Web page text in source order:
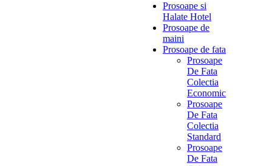
Prosoape si
Halate Hotel
Prosoape de
maini
Prosoape de fata
Prosoape
De Fata
Colectia
Economic
Prosoape
De Fata
Colectia
Standard
Prosoape
De Fata